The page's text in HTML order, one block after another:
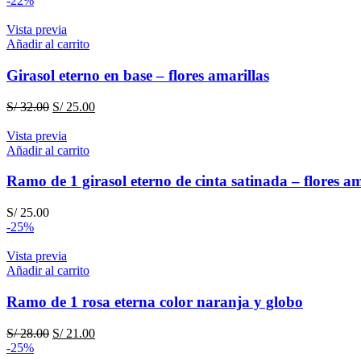
Vista previa
Añadir al carrito
Girasol eterno en base – flores amarillas
S/32.00 El
original
era:
S/25.00El
Vista previa
Añadir al carrito
Ramo de 1 girasol eterno de cinta satinada – flores
S/25.00
-25%
Vista previa
Añadir al carrito
Ramo de 1 rosa eterna color naranja y globo
S/28.00 El
S/21.00El
-25%